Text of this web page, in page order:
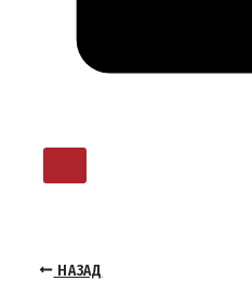
НАЗАД